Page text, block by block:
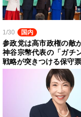
1/30 国内
参政党は高市政権の敵
神谷宗幣代表の「ガチ
戦略が突きつける保守